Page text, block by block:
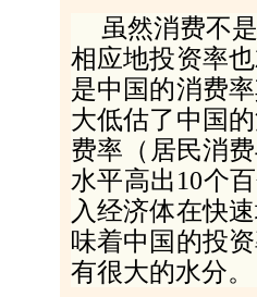
虽然消费不
相应地投资率
是中国的消费
大低估了中国
费率（居民消
水平高出10个
入经济体在快
味着中国的投
有很大的水分。